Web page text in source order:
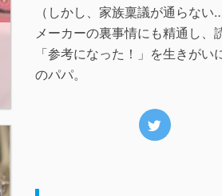
（しかし、家族稟議が通らない…
メーカーの裏事情にも精通し、
「参考になった！」を生きがい
のパパ。